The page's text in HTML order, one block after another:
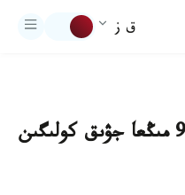
ق ز
قىتايلىق اۆتو ءوندىرۋشى 90 مىڭعا جۋىق كولىگىن